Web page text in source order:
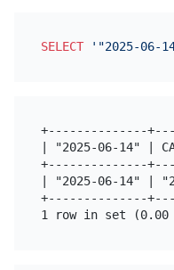
SELECT '"2025-06-
+--------------
| "2025-06-14" |
+--------------
| "2025-06-
+--------------